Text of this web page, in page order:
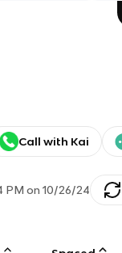
Call with Kai
PM on 10/26/24